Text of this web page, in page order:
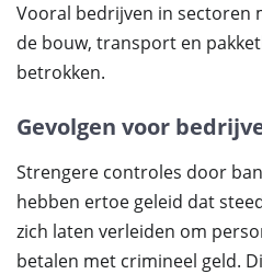
Vooral bedrijven in sectoren
de bouw, transport en
betrokken.
Gevolgen voor
Strengere controles door
hebben ertoe geleid dat
zich laten verleiden om
betalen met crimineel geld.